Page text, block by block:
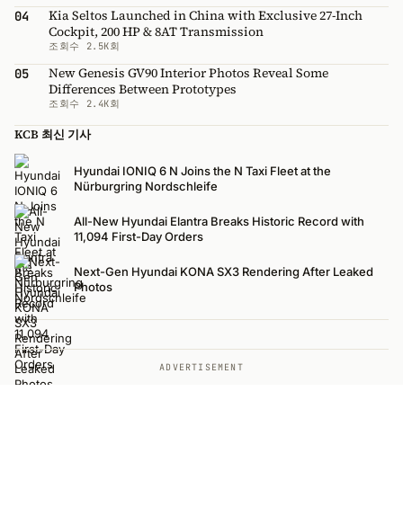
04
Kia Seltos Launched in China with Exclusive 27-Inch
Cockpit, 200 HP & 8AT Transmission
조회수 2.5K회
05
New Genesis GV90 Interior Photos Reveal Some
Differences Between Prototypes
조회수 2.4K회
KCB 최신 기사
Hyundai IONIQ 6 N Joins the N Taxi Fleet at the
Nürburgring Nordschleife
All-New Hyundai Elantra Breaks Historic Record with
11,094 First-Day Orders
Next-Gen Hyundai KONA SX3 Rendering After Leaked
Photos
ADVERTISEMENT